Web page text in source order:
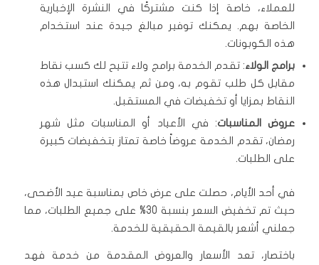
للعملاء، خاصة إذا كنت مشتركًا في النشرة الإخبارية
الخاصة بهم. يمكنك توفير مبالغ جيدة عند استخدام
هذه الكوبونات.
برامج الولاء: تقدم الخدمة برامج ولاء تتيح لك كسب نقاط
مقابل كل طلب تقوم به، ومن ثم يمكنك استبدال هذه
النقاط بمزايا أو تخفيضات في المستقبل.
عروض المناسبات: في الأعياد أو المناسبات مثل شهر
رمضان، تقدم الخدمة عروضاً خاصة تمتاز بتخفيضات كبيرة
على الطلبات.
في أحد الأيام، حصلت على عرض خاص بمناسبة عيد الأضحى،
حيث تم تخفيض السعر بنسبة 30% على جميع الطلبات، مما
جعلني أشعر بالقيمة الحقيقية للخدمة.
باختصار، تعد الأسعار والعروض المقدمة من خدمة فهد